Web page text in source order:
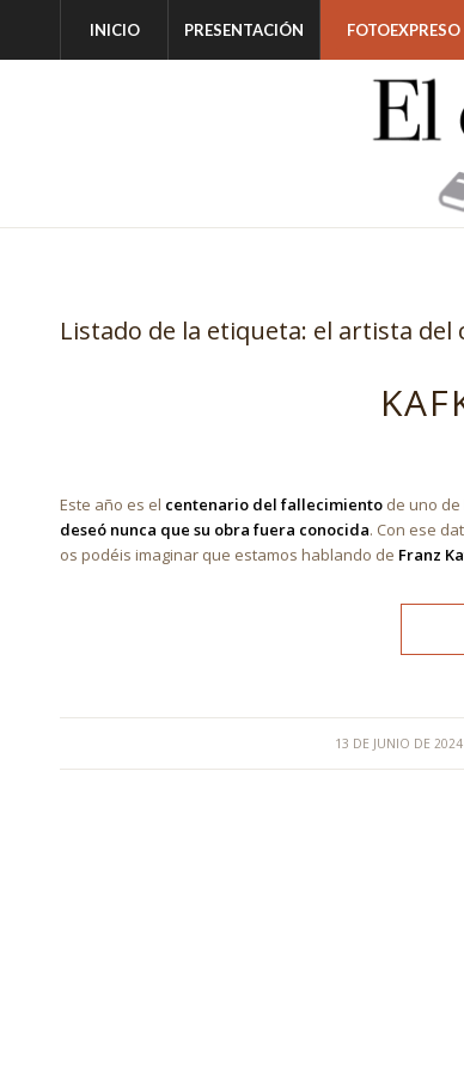
INICIO PRESENTACIÓN FOTOEXPRESO
Listado de la etiqueta: el artista del
Este año es el centenario del fallecimiento de uno
deseó nunca que su obra fuera conocida. Con ese
os podéis imaginar que estamos hablando de Franz
13 DE JUNIO DE 2024
/